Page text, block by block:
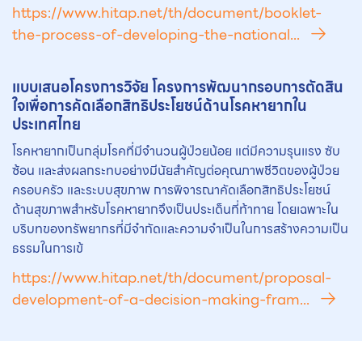
https://www.hitap.net/th/document/booklet-
the-process-of-developing-the-national...
แบบเสนอโครงการวิจัย โครงการพัฒนากรอบการตัดสิน
ใจเพื่อการคัดเลือกสิทธิประโยชน์ด้านโรคหายากใน
ประเทศไทย
โรคหายากเป็นกลุ่มโรคที่มีจำนวนผู้ป่วยน้อย แต่มีความรุนแรง ซับ
ซ้อน และส่งผลกระทบอย่างมีนัยสำคัญต่อคุณภาพชีวิตของผู้ป่วย
ครอบครัว และระบบสุขภาพ การพิจารณาคัดเลือกสิทธิประโยชน์
ด้านสุขภาพสำหรับโรคหายากจึงเป็นประเด็นที่ท้าทาย โดยเฉพาะใน
บริบทของทรัพยากรที่มีจำกัดและความจำเป็นในการสร้างความเป็น
ธรรมในการเข้
https://www.hitap.net/th/document/proposal-
development-of-a-decision-making-fram...